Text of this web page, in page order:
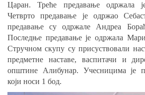
Царан. Треће предавање одржала
Четврто предавање је одржао
предавање су одржале Андреа
Последње предавање је одржала
Стручном скупу су присуствовали
предметне наставе, васпитачи и
општине Алибунар. Учесницима је
који носи 1 бод.